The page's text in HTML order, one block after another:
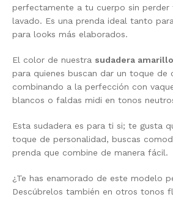
perfectamente a tu cuerpo sin
lavado. Es una prenda ideal tanto
para looks más elaborados.
El color de nuestra sudadera
para quienes buscan dar un toque de
combinando a la perfección con
blancos o faldas midi en tonos
Esta sudadera es para ti si; te gusta
toque de personalidad, buscas
prenda que combine de manera fácil.
¿Te has enamorado de este modelo
Descúbrelos también en otros tonos